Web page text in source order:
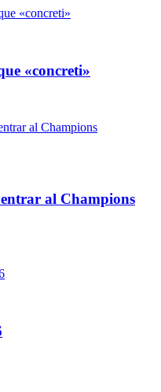
«concreti»
al Champions